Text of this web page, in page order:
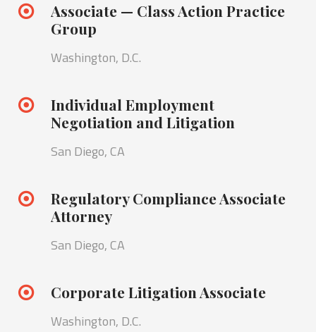
Associate — Class Action Practice
Group
Washington, D.C.
Individual Employment
Negotiation and Litigation
San Diego, CA
Regulatory Compliance Associate
Attorney
San Diego, CA
Corporate Litigation Associate
Washington, D.C.